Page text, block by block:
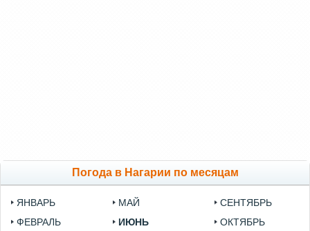
Погода в Нагарии по месяцам
ЯНВАРЬ
ФЕВРАЛЬ
МАЙ
ИЮНЬ
СЕНТЯБРЬ
ОКТЯБРЬ